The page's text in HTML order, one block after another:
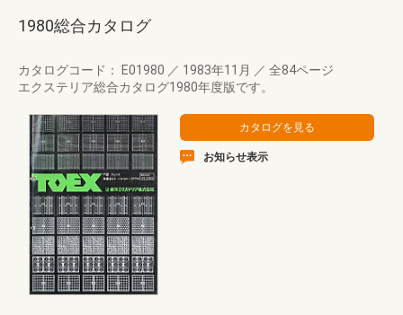
1980総合カタログ
カタログコード： E01980 ／ 1983年11月 ／ 全84ページ
エクステリア総合カタログ1980年度版です。
お知らせ表示